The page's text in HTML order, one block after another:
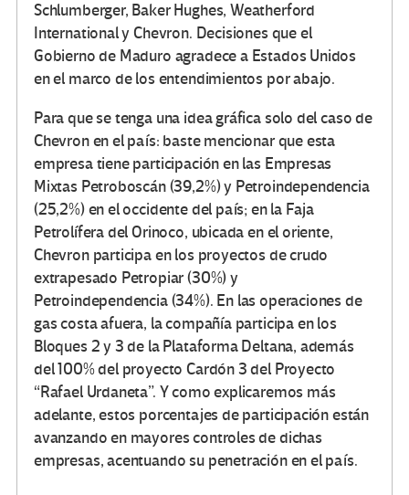
Schlumberger, Baker Hughes, Weatherford
International y Chevron. Decisiones que el
Gobierno de Maduro agradece a Estados Unidos
en el marco de los entendimientos por abajo.
Para que se tenga una idea gráfica solo del caso de
Chevron en el país: baste mencionar que esta
empresa tiene participación en las Empresas
Mixtas Petroboscán (39,2%) y Petroindependencia
(25,2%) en el occidente del país; en la Faja
Petrolífera del Orinoco, ubicada en el oriente,
Chevron participa en los proyectos de crudo
extrapesado Petropiar (30%) y
Petroindependencia (34%). En las operaciones de
gas costa afuera, la compañía participa en los
Bloques 2 y 3 de la Plataforma Deltana, además
del 100% del proyecto Cardón 3 del Proyecto
“Rafael Urdaneta”. Y como explicaremos más
adelante, estos porcentajes de participación están
avanzando en mayores controles de dichas
empresas, acentuando su penetración en el país.